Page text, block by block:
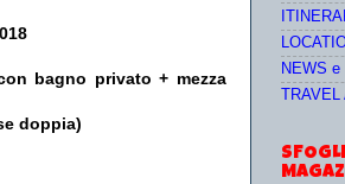
bagno privato + mezza
doppia)
NEWS e